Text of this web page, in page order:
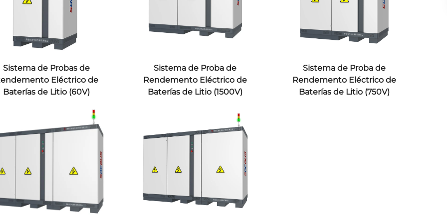
Sistema de Probas de
Eléctrico de
Baterías de Litio (60V)
Sistema de Proba de
Rendemento Eléctrico de
Baterías de Litio (1500V)
Sistema de Proba de
Rendemento Eléctrico de
Baterías de Litio (750V)